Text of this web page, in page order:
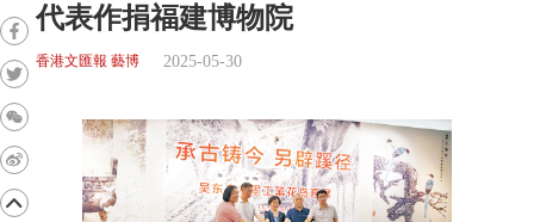
代表作捐福建博物院
香港文匯報 藝博 2025-05-30